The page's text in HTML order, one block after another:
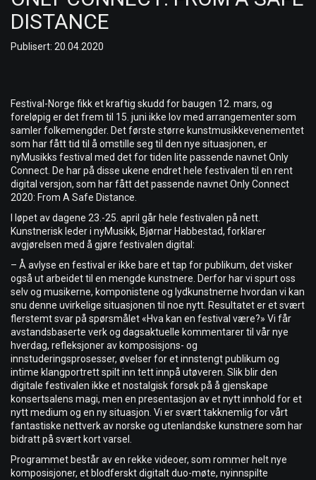
DISTANCE
Publisert: 20.04.2020
Festival-Norge fikk et kraftig skudd for baugen 12. mars, og
foreløpig er det frem til 15. juni ikke lov med arrangementer som
samler folkemengder. Det første større kunstmusikkevenementet
som har fått tid til å omstille seg til den nye situasjonen, er
nyMusikks festival med det for tiden lite passende navnet Only
Connect. De har på disse ukene endret hele festivalen til en rent
digital versjon, som har fått det passende navnet Only Connect
2020: From A Safe Distance.
I løpet av dagene 23.-25. april går hele festivalen på nett.
Kunstnerisk leder i nyMusikk, Bjørnar Habbestad, forklarer
avgjørelsen med å gjøre festivalen digital:
– Å avlyse en festival er ikke bare et tap for publikum, det visker
også ut arbeidet til en mengde kunstnere. Derfor har vi spurt oss
selv og musikerne, komponistene og lydkunstnerne hvordan vi kan
snu denne uvirkelige situasjonen til noe nytt. Resultatet er et svært
flerstemt svar på spørsmålet «Hva kan en festival være?» Vi får
avstandsbaserte verk og dagsaktuelle kommentarer til vår nye
hverdag, refleksjoner av komposisjons- og
innstuderingsprosesser, øvelser for et innstengt publikum og
intime klangportrett spilt inn tett innpå utøveren. Slik blir den
digitale festivalen ikke et nostalgisk forsøk på å gjenskape
konsertsalens magi, men en presentasjon av et nytt innhold for et
nytt medium og en ny situasjon. Vi er svært takknemlig for vårt
fantastiske nettverk av norske og utenlandske kunstnere som har
bidratt på svært kort varsel.
Programmet består av en rekke videoer, som rommer helt nye
komposisjoner, et blodferskt digitalt duo-møte, nyinnspilte